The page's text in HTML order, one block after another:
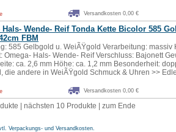
Versandkosten 0,00 €
Hals- Wende- Reif Tonda Kette Bicolor 585
FBM
585 Gelbgold u. WeiÃŸgold Verarbeitung:
Omega- Hals- Wende- Reif Verschluss: Bajonett
ca. 2,6 mm Höhe: ca. 1,2 mm Besonderheit:
die andere in WeiÃŸgold Schmuck & Uhren >>
Versandkosten 0,00 €
| nächsten 10 Produkte zum Ende
Verpackungs- und Versandkosten.